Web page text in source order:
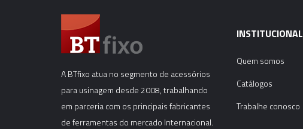
A BTfixo atua no segmento de acessórios
para usinagem desde 2008, trabalhando
em parceria com os principais fabricantes
de ferramentas do mercado Internacional.
INSTITUCIONAL
Quem somos
Catálogos
Trabalhe conosco